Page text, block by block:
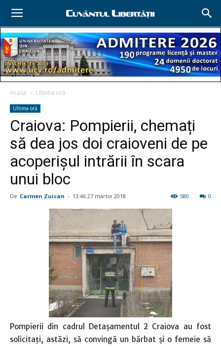
Acasă Ultima oră
Ultima oră
Craiova: Pompierii, chemați
să dea jos doi craioveni de pe
acoperișul intrării în scara
unui bloc
De Carmen Zuican - 13:46 27 martie 2018 0
580
Pompierii din cadrul Detaşamentul 2 Craiova au fost
solicitați, astăzi, să convingă un bărbat şi o femeie să